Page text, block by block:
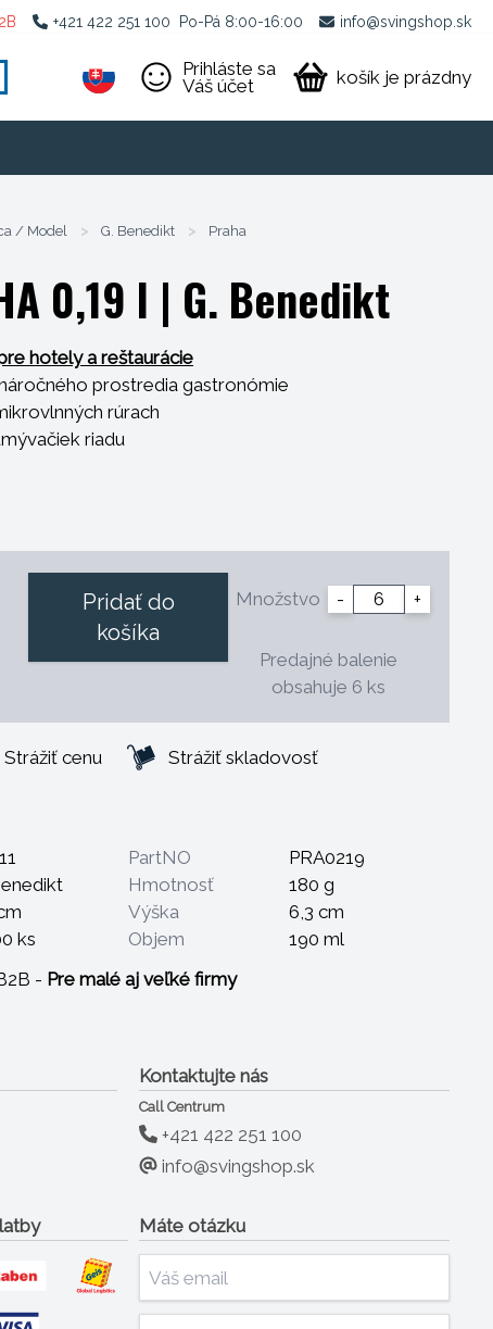
+421 422 251 100 Po-Pá 8:00-16:00 info@svingshop.sk
Prihláste sa
Váš účet
košík je prázdny
/ Model > G. Benedikt > Praha
0,19 l | G. Benedikt
hotely a reštaurácie
prostredia gastronómie
rúrach
riadu
vyváženej konštrukcii
loga
a vhodné na použitie v profesionálnej
doplňovania
Množstvo - +
Predajné balenie
obsahuje 6 ks
Pridať do
košíka
Strážiť cenu
Strážiť skladovosť
PartNO
PRA0219
Hmotnosť
180 g
Výška
6,3 cm
ks Objem
190 ml
- Pre malé aj veľké firmy
Kontaktujte nás
Call Centrum
+421 422 251 100
info@svingshop.sk
Máte otázku